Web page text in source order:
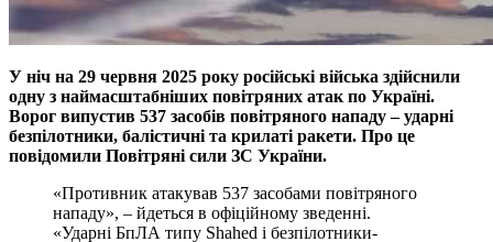
У ніч на 29 червня 2025 року російські війська здійснили
одну з наймасштабніших повітряних атак по Україні.
Ворог випустив 537 засобів повітряного нападу – ударні
безпілотники, балістичні та крилаті ракети. Про це
повідомили Повітряні сили ЗС України.
«Противник атакував 537 засобами повітряного
нападу», – йдеться в офіційному зведенні.
«Ударні БпЛА типу Shahed і безпілотники-